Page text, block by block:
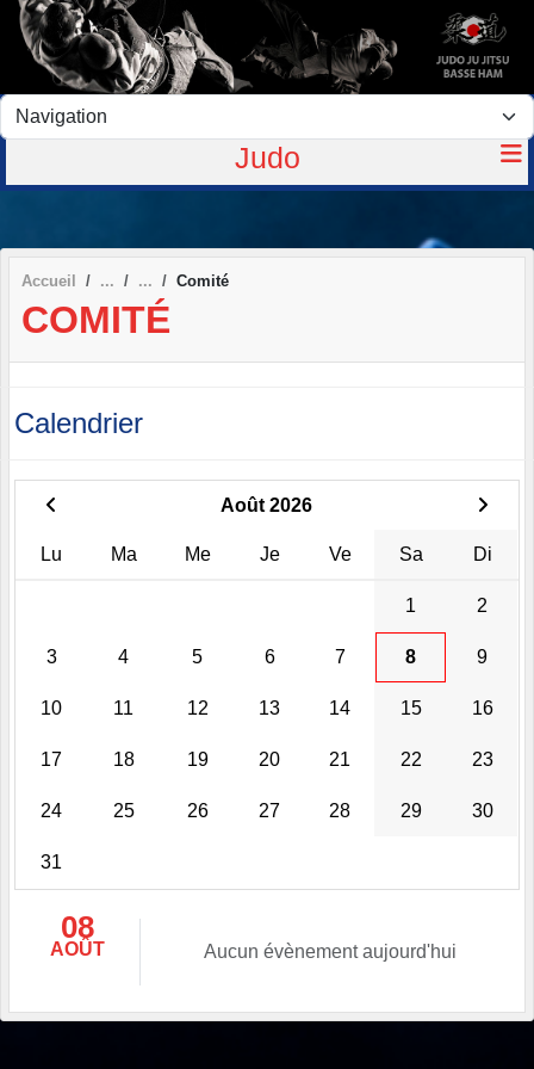
Judo
Accueil Comité
COMITÉ
Calendrier
Août 2026
Lu Ma Me Je Ve Sa Di
1 2
3 4 5 6 7 8 9
10 11 12 13 14 15 16
17 18 19 20 21 22 23
24 25 26 27 28 29 30
31
08
AOÛT Aucun évènement aujourd'hui
Panneau de gestion des cookies